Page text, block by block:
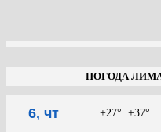
ПОГОДА
6, чт +27°..+37°